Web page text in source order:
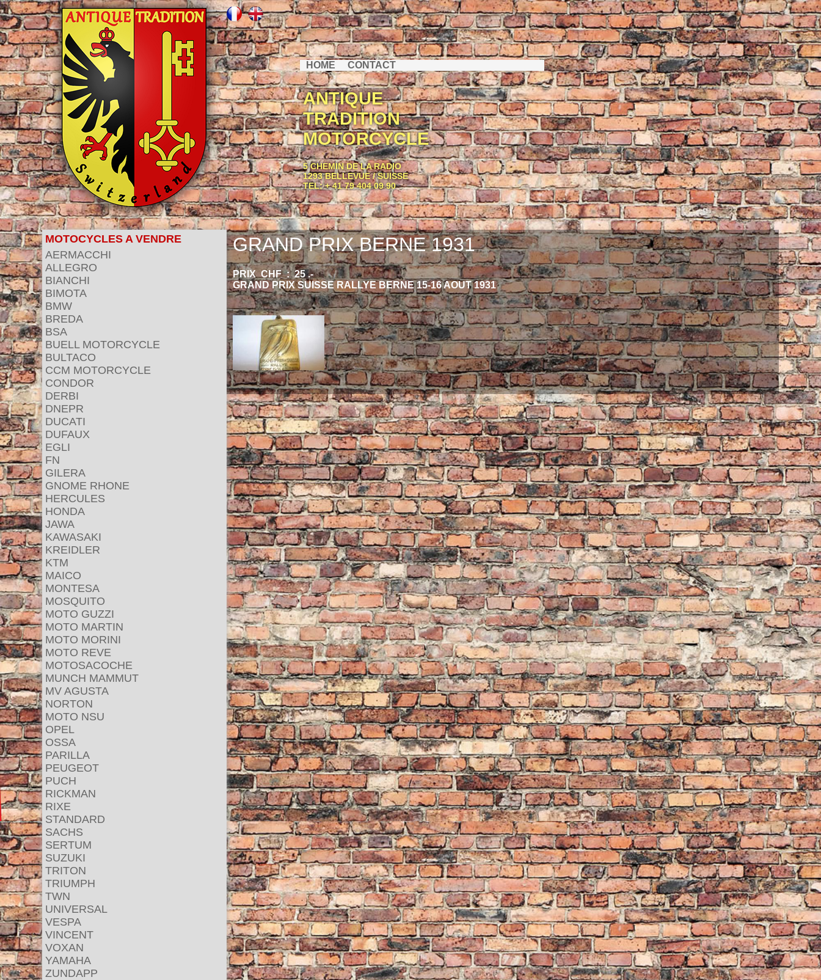
HOME CONTACT
ANTIQUE
TRADITION
MOTORCYCLE
5 CHEMIN DE LA RADIO
1293 BELLEVUE / SUISSE
TEL: + 41 79 404 09 90
MOTOCYCLES A VENDRE
AERMACCHI
ALLEGRO
BIANCHI
BIMOTA
BMW
BREDA
BSA
BUELL MOTORCYCLE
BULTACO
CCM MOTORCYCLE
CONDOR
DERBI
DNEPR
DUCATI
DUFAUX
EGLI
FN
GILERA
GNOME RHONE
HERCULES
HONDA
JAWA
KAWASAKI
KREIDLER
KTM
MAICO
MONTESA
MOSQUITO
MOTO GUZZI
MOTO MARTIN
MOTO MORINI
MOTO REVE
MOTOSACOCHE
MUNCH MAMMUT
MV AGUSTA
NORTON
MOTO NSU
OPEL
OSSA
PARILLA
PEUGEOT
PUCH
RICKMAN
RIXE
STANDARD
SACHS
SERTUM
SUZUKI
TRITON
TRIUMPH
TWN
UNIVERSAL
VESPA
VINCENT
VOXAN
YAMAHA
ZUNDAPP
GRAND PRIX BERNE 1931
PRIX CHF : 25 .-
GRAND PRIX SUISSE RALLYE BERNE 15-16 AOUT 1931